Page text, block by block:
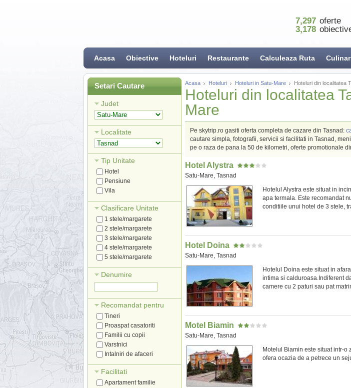
7,297 oferte
3,178
Acasa Obiective Hoteluri Restaurante Calculeaza Ruta Culinar
Setari Cautare
Judet
Localitate
Tip Unitate
Hotel
Pensiune
Vila
Clasificare Unitate
1 stele/margarete
2 stele/margarete
3 stele/margarete
4 stele/margarete
5 stele/margarete
Denumire
Recomandat pentru
Tineri
Proaspat casatoriti
Familii cu copii
Varstnici
Intalniri de afaceri
Facilitati
Apartament familie
Acasa Hoteluri Hoteluri in Satu-Mare Hoteluri din localitatea
Hoteluri din localitatea
Mare
Pe skytrip.ro gasiti oferta completa de cazare din Tasnad:
cautare simpla, fotografii, servicii si facilitati in Tasnad,
pe o raza de pana la 50 de kilometri, oferte promotionale
Hotel Alystra
Satu-Mare, Tasnad
Hotelul Alystra este situat in
apa termala. Este recomandat
conditiile unui hotel de 3 stele,
Hotel Doina
Satu-Mare, Tasnad
Hotelul Doina este situat in
intima si calduroasa.Indiferent
camere cu 2 paturi sau pat
Motel Biamin
Satu-Mare, Tasnad
Motelul Biamin este situat intr-
ofera ocazia de a petrece un